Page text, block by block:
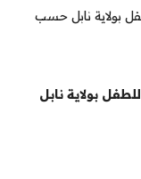
بولاية نابل حسب
بولاية نابل